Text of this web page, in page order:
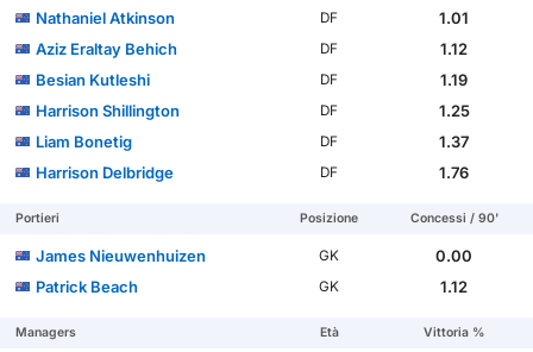
Nathaniel Atkinson
DF
1.01
Aziz Eraltay Behich
DF
1.12
Besian Kutleshi
DF
1.19
Harrison Shillington
DF
1.25
Liam Bonetig
DF
1.37
Harrison Delbridge
DF 1.76
Portieri Posizione Concessi / 90'
James Nieuwenhuizen GK
0.00
Patrick Beach
GK 1.12
Managers Età Vittoria %